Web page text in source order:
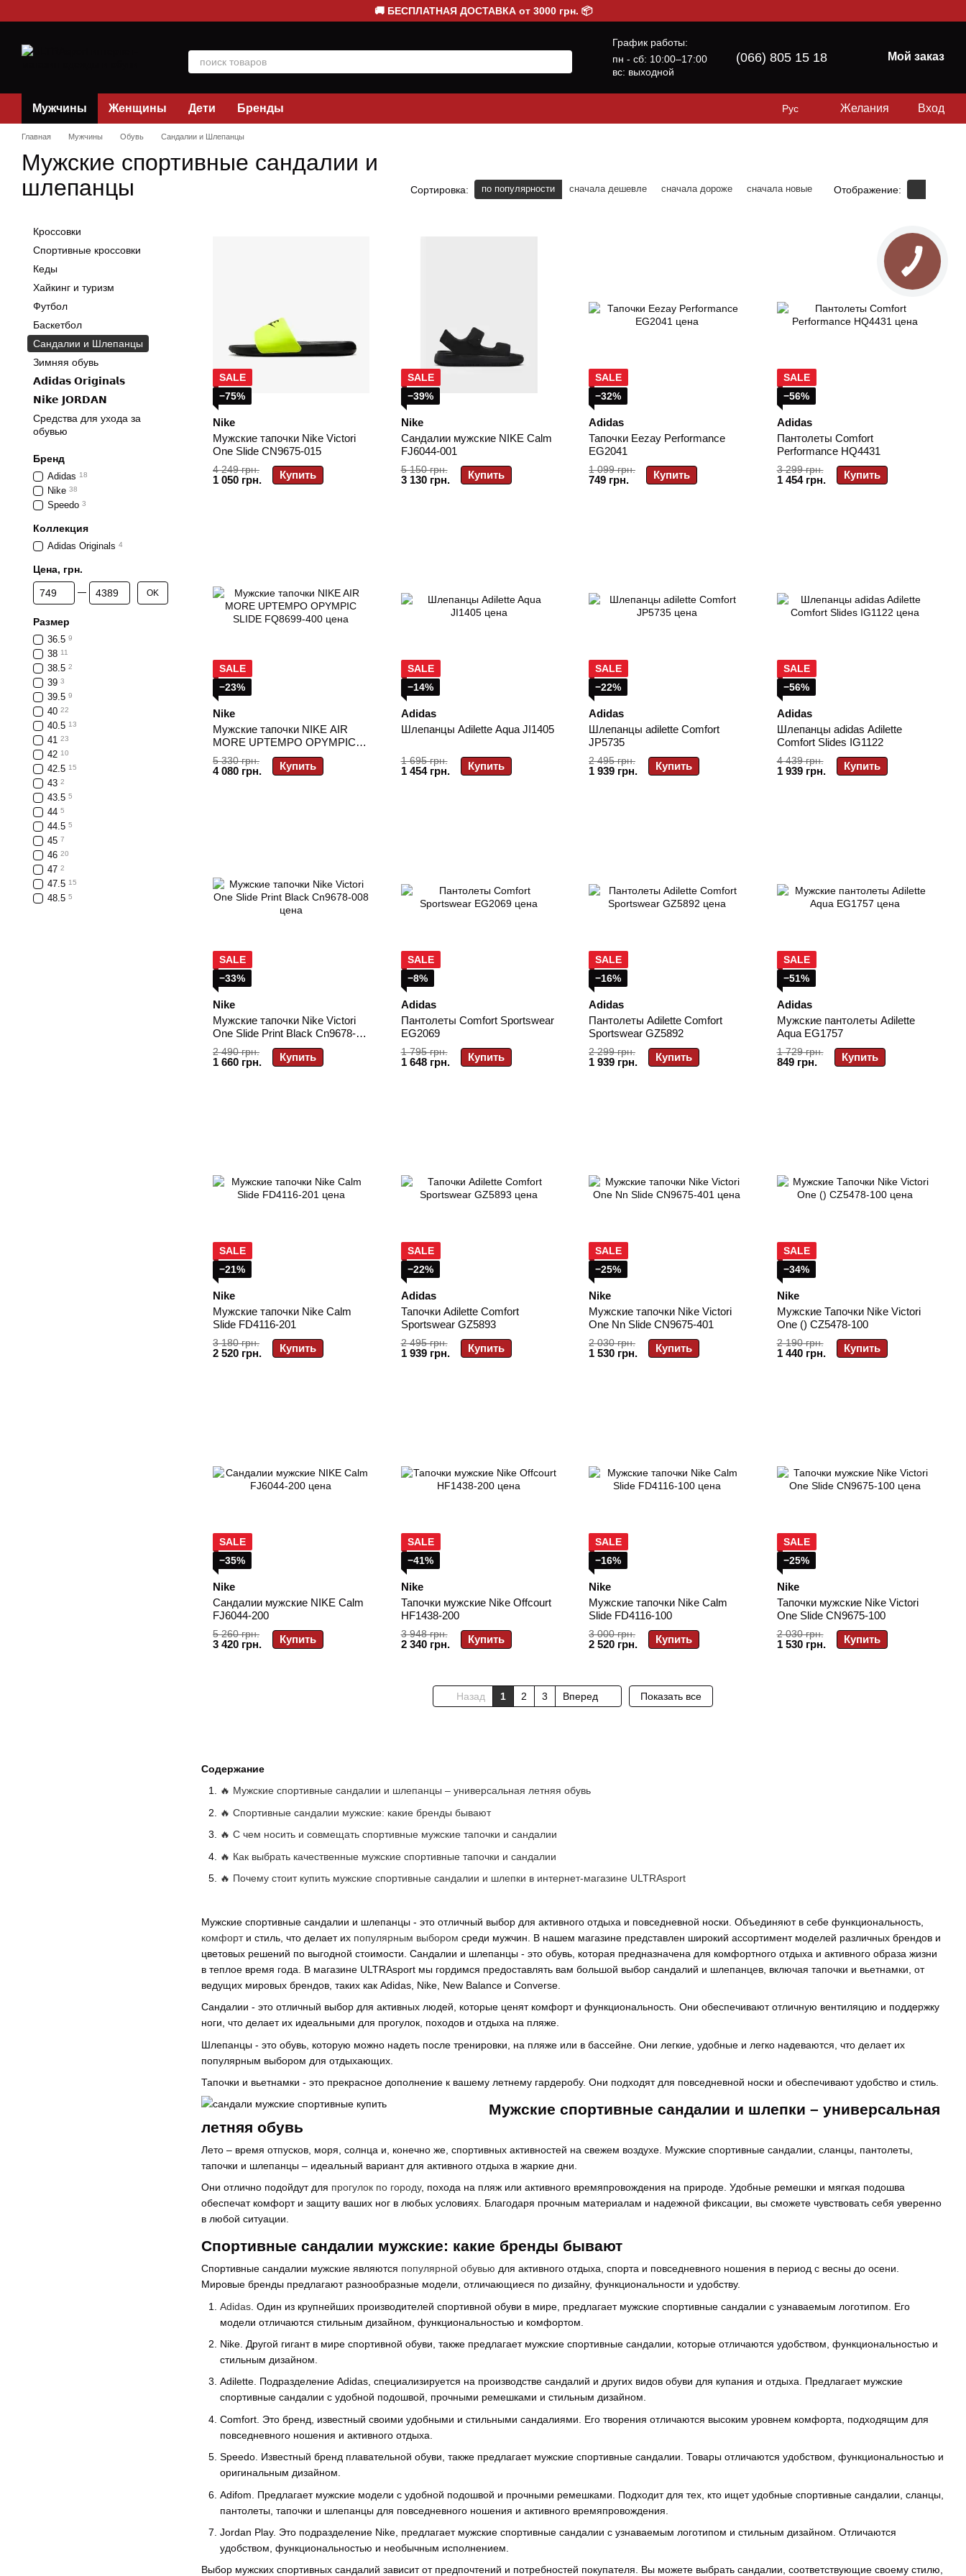
🚚 БЕСПЛАТНАЯ ДОСТАВКА от 3000 грн. 📦
График работы:
пн - сб: 10:00–17:00
вс: выходной
(066) 805 15 18 Мой заказ
Мужчины Женщины Дети Бренды Рус Желания Вход
Главная Мужчины Обувь Сандалии и Шлепанцы
Мужские спортивные сандалии и
шлепанцы
Сортировка: по популярности сначала дешевле сначала дороже сначала новые Отображение:
Содержание
🔥 Мужские спортивные сандалии и шлепанцы – универсальная летняя обувь
🔥 Спортивные сандалии мужские: какие бренды бывают
🔥 С чем носить и совмещать спортивные мужские тапочки и сандалии
🔥 Как выбрать качественные мужские спортивные тапочки и сандалии
🔥 Почему стоит купить мужские спортивные сандалии и шлепки в интернет-магазине ULTRAsport
Мужские спортивные сандалии и шлепанцы - это отличный выбор для активного отдыха и повседневной носки. Объединяют в себе функциональность,
комфорти стиль, что делает их популярным выбором среди мужчин. В нашем магазине представлен широкий ассортимент моделей различных брендов и
цветовых решений по выгодной стоимости. Сандалии и шлепанцы - это обувь, которая предназначена для комфортного отдыха и активного образа жизни
в теплое время года. В магазине ULTRAsport мы гордимся предоставлять вам большой выбор сандалий и шлепанцев, включая тапочки и вьетнамки, от
ведущих мировых брендов, таких как Adidas, Nike, New Balance и Converse.
Сандалии - это отличный выбор для активных людей, которые ценят комфорт и функциональность. Они обеспечивают отличную вентиляцию и поддержку
ноги, что делает их идеальными для прогулок, походов и отдыха на пляже.
Шлепанцы - это обувь, которую можно надеть после тренировки, на пляже или в бассейне. Они легкие, удобные и легко надеваются, что делает их
популярным выбором для отдыхающих.
Тапочки и вьетнамки - это прекрасное дополнение к вашему летнему гардеробу. Они подходят для повседневной носки и обеспечивают удобство и стиль.
Мужские спортивные сандалии и шлепки – универсальная
летняя обувь
Лето – время отпусков, моря, солнца и, конечно же, спортивных активностей на свежем воздухе. Мужские спортивные сандалии, сланцы, пантолеты,
тапочки и шлепанцы – идеальный вариант для активного отдыха в жаркие дни.
Они отлично подойдут для прогулок по городу, похода на пляж или активного времяпровождения на природе. Удобные ремешки и мягкая подошва
обеспечат комфорт и защиту ваших ног в любых условиях. Благодаря прочным материалам и надежной фиксации, вы сможете чувствовать себя уверенно
в любой ситуации.
Спортивные сандалии мужские: какие бренды бывают
Спортивные сандалии мужские являются популярной обувью для активного отдыха, спорта и повседневного ношения в период с весны до осени.
Мировые бренды предлагают разнообразные модели, отличающиеся по дизайну, функциональности и удобству.
Adidas . Один из крупнейших производителей спортивной обуви в мире, предлагает мужские спортивные сандалии с узнаваемым логотипом. Его
модели отличаются стильным дизайном, функциональностью и комфортом.
Nike. Другой гигант в мире спортивной обуви, также предлагает мужские спортивные сандалии, которые отличаются удобством, функциональностью и
стильным дизайном.
Adilette. Подразделение Adidas, специализируется на производстве сандалий и других видов обуви для купания и отдыха. Предлагает мужские
спортивные сандалии с удобной подошвой, прочными ремешками и стильным дизайном.
Comfort. Это бренд, известный своими удобными и стильными сандалиями. Его творения отличаются высоким уровнем комфорта, подходящим для
повседневного ношения и активного отдыха.
Speedo. Известный бренд плавательной обуви, также предлагает мужские спортивные сандалии. Товары отличаются удобством, функциональностью и
оригинальным дизайном.
Adifom. Предлагает мужские модели с удобной подошвой и прочными ремешками. Подходит для тех, кто ищет удобные спортивные сандалии, сланцы,
пантолеты, тапочки и шлепанцы для повседневного ношения и активного времяпровождения.
Jordan Play. Это подразделение Nike, предлагает мужские спортивные сандалии с узнаваемым логотипом и стильным дизайном. Отличаются
удобством, функциональностью и необычным исполнением.
Выбор мужских спортивных сандалий зависит от предпочтений и потребностей покупателя. Вы можете выбрать сандалии, соответствующие своему стилю,
SALE
−75%
Nike
Мужские тапочки Nike Victori
One Slide CN9675-015
4 249 грн.
1 050 грн. Купить
SALE
−39%
Nike
Сандалии мужские NIKE Calm
FJ6044-001
5 150 грн.
3 130 грн. Купить
SALE
−32%
Adidas
Тапочки Eezay Performance
EG2041
1 099 грн.
749 грн. Купить
SALE
−56%
Adidas
Пантолеты Comfort
Performance HQ4431
3 299 грн.
1 454 грн. Купить
SALE
−23%
Nike
Мужские тапочки NIKE AIR
MORE UPTEMPO OPYMPIC
SLIDE FQ8699-400
5 330 грн.
4 080 грн. Купить
SALE
−14%
Adidas
Шлепанцы Adilette Aqua JI1405
1 695 грн.
1 454 грн. Купить
SALE
−22%
Adidas
Шлепанцы adilette Comfort
JP5735
2 495 грн.
1 939 грн. Купить
SALE
−56%
Adidas
Шлепанцы adidas Adilette
Comfort Slides IG1122
4 439 грн.
1 939 грн. Купить
SALE
−33%
Nike
Мужские тапочки Nike Victori
One Slide Print Black Cn9678-
008
2 490 грн.
1 660 грн. Купить
SALE
−8%
Adidas
Пантолеты Comfort Sportswear
EG2069
1 795 грн.
1 648 грн. Купить
SALE
−16%
Adidas
Пантолеты Adilette Comfort
Sportswear GZ5892
2 299 грн.
1 939 грн. Купить
SALE
−51%
Adidas
Мужские пантолеты Adilette
Aqua EG1757
1 729 грн.
849 грн. Купить
SALE
−21%
Nike
Мужские тапочки Nike Calm
Slide FD4116-201
3 180 грн.
2 520 грн. Купить
SALE
−22%
Adidas
Тапочки Adilette Comfort
Sportswear GZ5893
2 495 грн.
1 939 грн. Купить
SALE
−25%
Nike
Мужские тапочки Nike Victori
One Nn Slide CN9675-401
2 030 грн.
1 530 грн. Купить
SALE
−34%
Nike
Мужские Тапочки Nike Victori
One () CZ5478-100
2 190 грн.
1 440 грн. Купить
SALE
−35%
Nike
Сандалии мужские NIKE Calm
FJ6044-200
5 260 грн.
3 420 грн. Купить
SALE
−41%
Nike
Тапочки мужские Nike Offcourt
HF1438-200
3 948 грн.
2 340 грн. Купить
SALE
−16%
Nike
Мужские тапочки Nike Calm
Slide FD4116-100
3 000 грн.
2 520 грн. Купить
SALE
−25%
Nike
Тапочки мужские Nike Victori
One Slide CN9675-100
2 030 грн.
1 530 грн. Купить
Назад 1 2 3 Вперед Показать все
Кроссовки
Спортивные кроссовки
Кеды
Хайкинг и туризм
Футбол
Баскетбол
Сандалии и Шлепанцы
Зимняя обувь
𝗔𝗱𝗶𝗱𝗮𝘀 𝗢𝗿𝗶𝗴𝗶𝗻𝗮𝗹𝘀
𝗡𝗶𝗸𝗲 𝗝𝗢𝗥𝗗𝗔𝗡
Средства для ухода за
обувью
Бренд
Adidas 18
Nike 38
Speedo 3
Коллекция
Adidas Originals 4
Цена, грн.
От Цена, грн.
До Цена, грн. OK
Размер
36.5 9
38 11
38.5 2
39 3
39.5 9
40 22
40.5 13
41 23
42 10
42.5 15
43 2
43.5 5
44 5
44.5 5
45 7
46 20
47 2
47.5 15
48.5 5